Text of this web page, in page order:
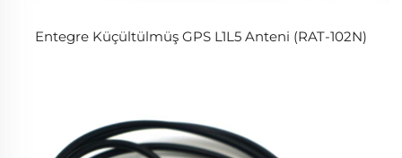
Entegre Küçültülmüş GPS L1L5 Anteni (RAT-102N)